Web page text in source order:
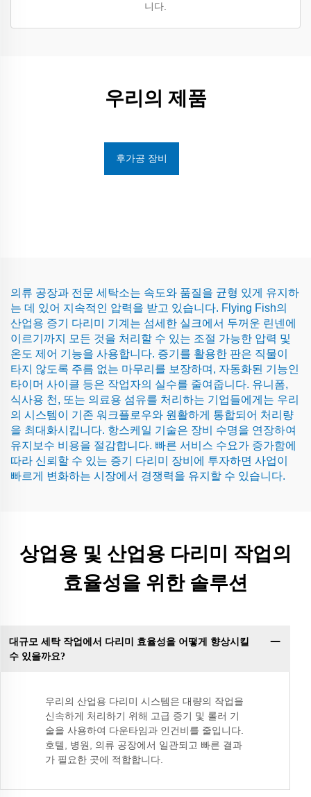
니다.
우리의 제품
후가공 장비
의류 공장과 전문 세탁소는 속도와 품질을 균형 있게 유지하
는 데 있어 지속적인 압력을 받고 있습니다. Flying Fish의
산업용 증기 다리미 기계는 섬세한 실크에서 두꺼운 린넨에
이르기까지 모든 것을 처리할 수 있는 조절 가능한 압력 및
온도 제어 기능을 사용합니다. 증기를 활용한 판은 직물이
타지 않도록 주름 없는 마무리를 보장하며, 자동화된 기능인
타이머 사이클 등은 작업자의 실수를 줄여줍니다. 유니폼,
식사용 천, 또는 의료용 섬유를 처리하는 기업들에게는 우리
의 시스템이 기존 워크플로우와 원활하게 통합되어 처리량
을 최대화시킵니다. 항스케일 기술은 장비 수명을 연장하여
유지보수 비용을 절감합니다. 빠른 서비스 수요가 증가함에
따라 신뢰할 수 있는 증기 다리미 장비에 투자하면 사업이
빠르게 변화하는 시장에서 경쟁력을 유지할 수 있습니다.
상업용 및 산업용 다리미 작업의
효율성을 위한 솔루션
대규모 세탁 작업에서 다리미 효율성을 어떻게 향상시킬
수 있을까요?
우리의 산업용 다리미 시스템은 대량의 작업을
신속하게 처리하기 위해 고급 증기 및 롤러 기
술을 사용하여 다운타임과 인건비를 줄입니다.
호텔, 병원, 의류 공장에서 일관되고 빠른 결과
가 필요한 곳에 적합합니다.